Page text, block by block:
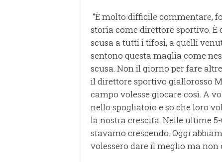
“È molto difficile commentare,
storia come direttore sportivo. È
scusa a tutti i tifosi, a quelli
sentono questa maglia come
scusa. Non il giorno per fare
il direttore sportivo giallorosso
campo volesse giocare così. A
nello spogliatoio e so che loro
la nostra crescita. Nelle ultime
stavamo crescendo. Oggi
volessero dare il meglio ma non